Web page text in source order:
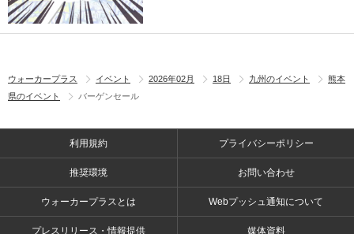
ウォーカープラス イベント 2026年02月 18日 九州のイベント
熊本
県のイベント
バーゲンセール
利用規約 プライバシーポリシー
推奨環境 お問い合わせ
ウォーカープラスとは Webプッシュ通知について
プレスリリース・情報提供 媒体資料